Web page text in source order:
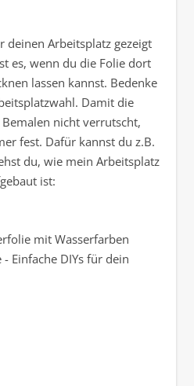
deinen Arbeitsplatz gezeigt
es, wenn du die Folie dort
lassen kannst. Bedenke
Damit die
nicht verrutscht,
fest. Dafür kannst du z.B.
du, wie mein Arbeitsplatz
ist: